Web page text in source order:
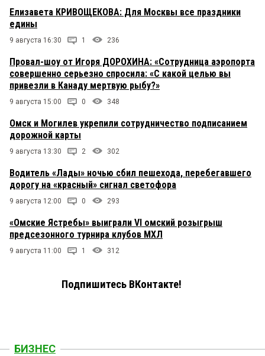
Елизавета КРИВОЩЕКОВА: Для Москвы все праздники
едины
9 августа 16:30 1 236
Провал-шоу от Игоря ДОРОХИНА: «Сотрудница аэропорта
совершенно серьезно спросила: «С какой целью вы
привезли в Канаду мертвую рыбу?»
9 августа 15:00 0 348
Омск и Могилев укрепили сотрудничество подписанием
дорожной карты
9 августа 13:30 2 302
Водитель «Лады» ночью сбил пешехода, перебегавшего
дорогу на «красный» сигнал светофора
9 августа 12:00 0 293
«Омские Ястребы» выиграли VI омский розыгрыш
предсезонного турнира клубов МХЛ
9 августа 11:00 1 312
Подпишитесь ВКонтакте!
БИЗНЕС